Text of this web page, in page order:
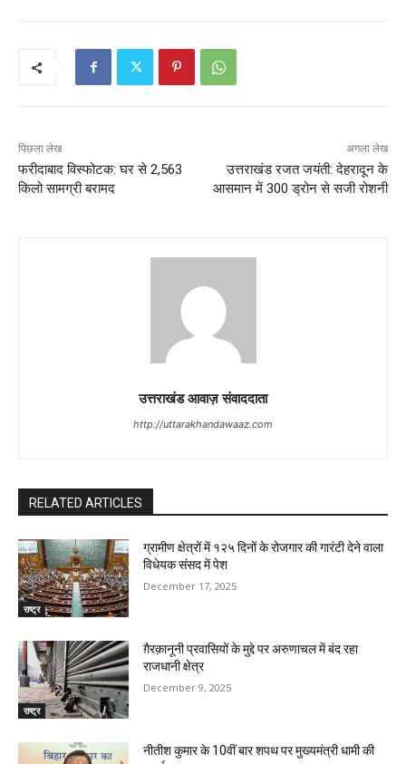
पिछला लेख
फरीदाबाद विस्फोटक: घर से 2,563
किलो सामग्री बरामद
अगला लेख
उत्तराखंड रजत जयंती: देहरादून के
आसमान में 300 ड्रोन से सजी रोशनी
उत्तराखंड आवाज़ संवाददाता
http://uttarakhandawaaz.com
RELATED ARTICLES
राष्ट्र
ग्रामीण क्षेत्रों में १२५ दिनों के रोजगार की गारंटी देने वाला
विधेयक संसद में पेश
December 17, 2025
राष्ट्र
ग़ैरक़ानूनी प्रवासियों के मुद्दे पर अरुणाचल में बंद रहा
राजधानी क्षेत्र
December 9, 2025
नीतीश कुमार के 10वीं बार शपथ पर मुख्यमंत्री धामी की